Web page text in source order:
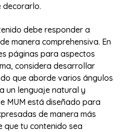
decorarlo.
debe responder a
manera comprehensiva. En
páginas para aspectos
considera desarrollar
que aborde varios ángulos
un lenguaje natural y
MUM está diseñado para
de manera más
que tu contenido sea